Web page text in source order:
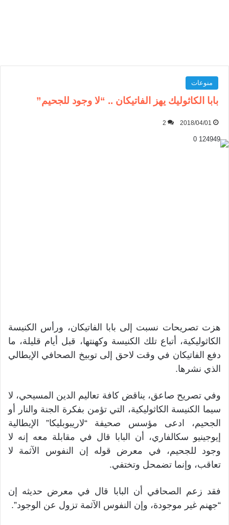
منوعات
بابا الكاثوليك يهز الفاتيكان .. “لا وجود للجحيم”
2018/04/01
2
هزت تصريحات نسبت إلى بابا الفاتيكان، ورأس الكنيسة
الكاثوليكية، أتباع تلك الكنيسة وكهنتها، قبل أيام قليلة، ما
دفع الفاتيكان في وقت لاحق إلى توبيخ الصحافي الإيطالي
الذي نشرها.
وفي تصريح صاعق، يناقض كافة تعاليم الدين المسيحي، لا
سيما الكنيسة الكاثوليكية، التي تؤمن بفكرة الجنة والنار أو
الجحيم، ادعى مؤسس صحيفة “لاريبوبليكا” الإيطالية
إيوجينيو سكالفاري، أن البابا قال في مقابلة معه إنه لا
وجود للجحيم، في معرض قوله إن النفوس الآثمة لا
تعاقب، وإنما تضمحل وتختفي.
فقد زعم الصحافي أن البابا قال في معرض حديثه إن
“جهنم غير موجودة، وإن النفوس الآثمة تزول عن الوجود”.